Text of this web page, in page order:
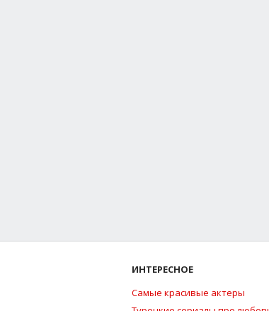
ИНТЕРЕСНОЕ
Самые красивые актеры